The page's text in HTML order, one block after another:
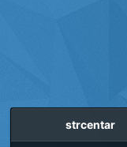
strcentar